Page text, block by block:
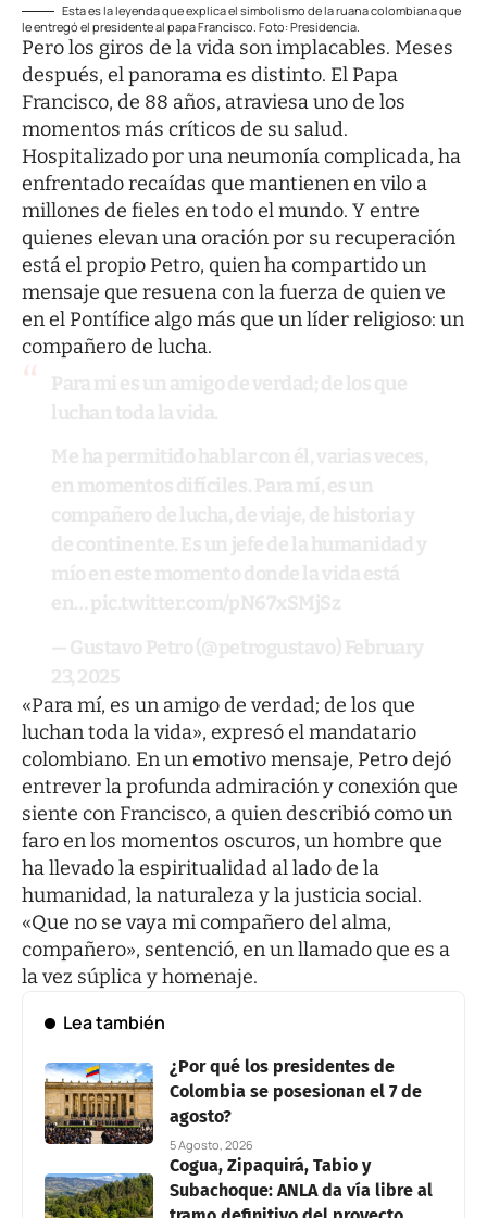
Esta es la leyenda que explica el simbolismo de la ruana colombiana que
le entregó el presidente al papa Francisco. Foto: Presidencia.
Pero los giros de la vida son implacables. Meses
después, el panorama es distinto. El Papa
Francisco, de 88 años, atraviesa uno de los
momentos más críticos de su salud.
Hospitalizado por una neumonía complicada, ha
enfrentado recaídas que mantienen en vilo a
millones de fieles en todo el mundo. Y entre
quienes elevan una oración por su recuperación
está el propio Petro, quien ha compartido un
mensaje que resuena con la fuerza de quien ve
en el Pontífice algo más que un líder religioso: un
compañero de lucha.
«Para mí, es un amigo de verdad; de los que
luchan toda la vida», expresó el mandatario
colombiano. En un emotivo mensaje, Petro dejó
entrever la profunda admiración y conexión que
siente con Francisco, a quien describió como un
faro en los momentos oscuros, un hombre que
ha llevado la espiritualidad al lado de la
humanidad, la naturaleza y la justicia social.
«Que no se vaya mi compañero del alma,
compañero», sentenció, en un llamado que es a
la vez súplica y homenaje.
Lea también
¿Por qué los presidentes de
Colombia se posesionan el 7 de
agosto?
5 Agosto, 2026
Cogua, Zipaquirá, Tabio y
Subachoque: ANLA da vía libre al